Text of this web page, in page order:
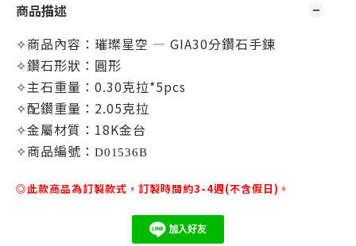
商品描述
✧商品內容：璀璨星空 — GIA30分鑽石手鍊
✧鑽石形狀：圓形
✧主石重量：0.30克拉*5pcs
✧配鑽重量：2.05克拉
✧金屬材質：18K金台
✧商品編號： D01536B
◎此款商品為訂製款式，訂製時間約3-4週(不含假日)。